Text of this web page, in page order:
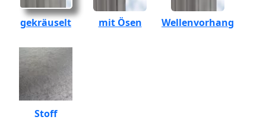
gekräuselt mit Ösen Wellenvorhang
Stoff